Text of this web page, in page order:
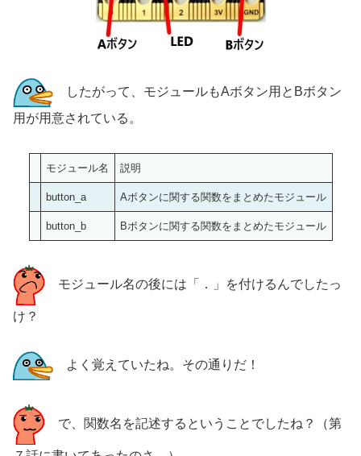
したがって、モジュールもAボタン用とBボタン
用が用意されている。
モジュール名 説明
button_a Aボタンに関する関数をまとめたモジュール
button_b Bボタンに関する関数をまとめたモジュール
モジュール名の後には「．」を付けるんでしたっ
け？
よく覚えていたね。その通りだ！
で、関数名を記述するということでしたね？（第